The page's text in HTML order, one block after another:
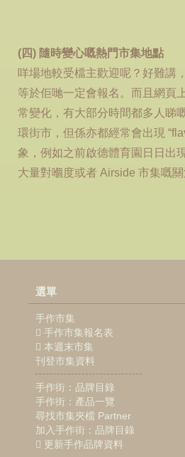
(四) 隨時變心嘅熱門市集地點
咩場地較受檔主歡迎呢？好難講
等於佢哋一定會報名。而且網頁
常變化，有大部分時間都多人睇
環街市，但係亦都經常會出現
象，例如之前啟德體育園日日出
大量對嗰度或者 Airside 市集嘅關
選單
手作市集
手作市集報名表
本週末市集
刊登市集資料
手作街：品牌目錄
手作街：產品一覽
尋找市集夾檔 Partner
加入手作街：品牌目錄
更新手作品牌資料